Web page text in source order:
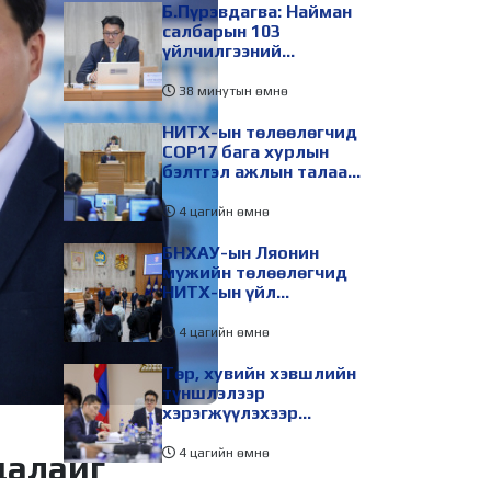
Б.Пүрэвдагва: Найман
салбарын 103
үйлчилгээний
бүртгэлийг цуцалснаар
бизнес эрхлэхэд
таатай нөхцөл бүрдэнэ
38 минутын өмнө
НИТХ-ын төлөөлөгчид
COP17 бага хурлын
бэлтгэл ажлын талаар
4 цагийн өмнө
БНХАУ-ын Ляонин
мужийн төлөөлөгчид
НИТХ-ын үйл
ажиллагаатай
танилцлаа
4 цагийн өмнө
Төр, хувийн хэвшлийн
түншлэлээр
хэрэгжүүлэхээр
төслийг танилцуулав
4 цагийн өмнө